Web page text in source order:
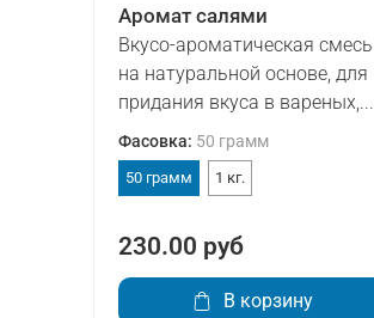
Аромат салями
Вкусо-ароматическая смесь
на натуральной основе, для
придания вкуса в вареных,...
Фасовка: 50 грамм
50 грамм 1 кг.
230.00 руб
В корзину